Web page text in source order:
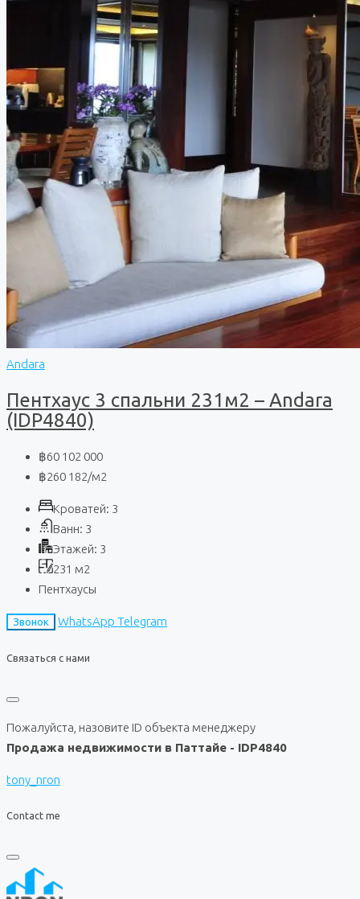
Andara
Пентхаус 3 спальни 231м2 – Andara
(IDP4840)
฿60 102 000
฿260 182/м2
Кроватей: 3
Ванн: 3
Этажей: 3
231 м2
Пентхаусы
Звонок WhatsApp Telegram
Связаться с нами
Пожалуйста, назовите ID объекта менеджеру
Продажа недвижимости в Паттайе - IDP4840
tony_nron
Contact me